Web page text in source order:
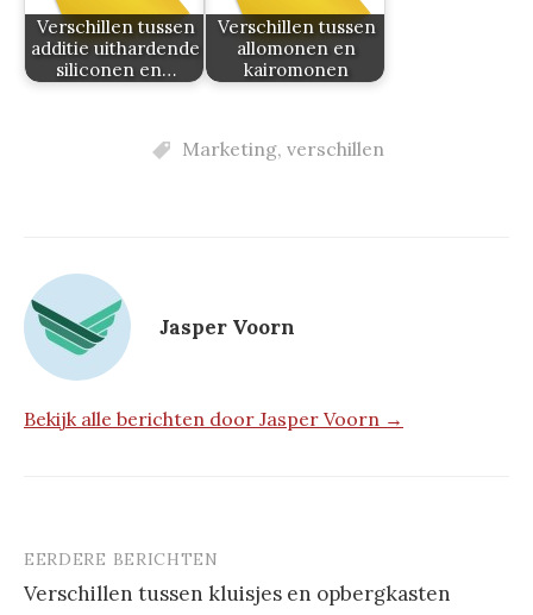
Verschillen tussen
additie uithardende
siliconen en…
Verschillen tussen
allomonen en
kairomonen
Marketing, verschillen
Jasper Voorn
Bekijk alle berichten door Jasper Voorn →
Berichtnavigatie
EERDERE BERICHTEN
Verschillen tussen kluisjes en opbergkasten